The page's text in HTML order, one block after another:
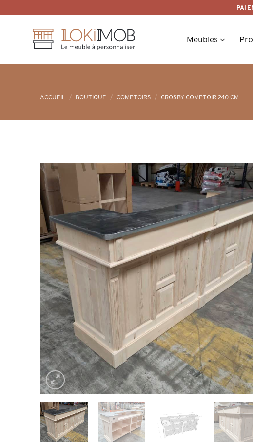
to
Meubles
ACCUEIL / BOUTIQUE / COMPTOIRS / CROSBY COMPTOIR 240 CM